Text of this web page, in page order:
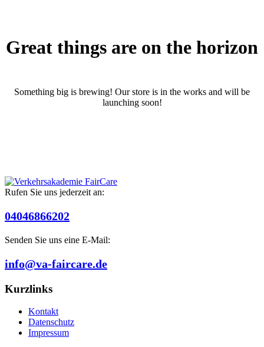
Great things are on the horizon
Something big is brewing! Our store is in the works and will be
launching soon!
Rufen Sie uns jederzeit an:
04046866202
Senden Sie uns eine E-Mail:
info@va-faircare.de
Kurzlinks
Kontakt
Datenschutz
Impressum